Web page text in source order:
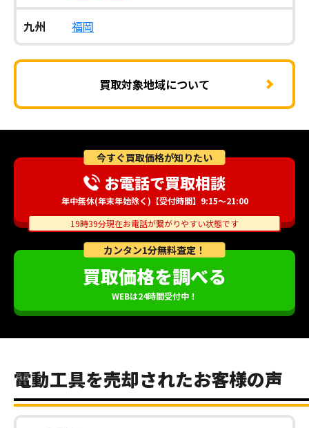
九州 福岡
買取対象地域について
カンタン1分無料査定！
買取価格を調べる
WEBは24時間受付中！
今すぐ買取価格が知りたい
お電話で買取相談
年中無休(年末年始除く)【受付時間】9:15～21:00
19時39分現在お電話が繋がりやすい状態です
電動工具を売却されたお客様の声